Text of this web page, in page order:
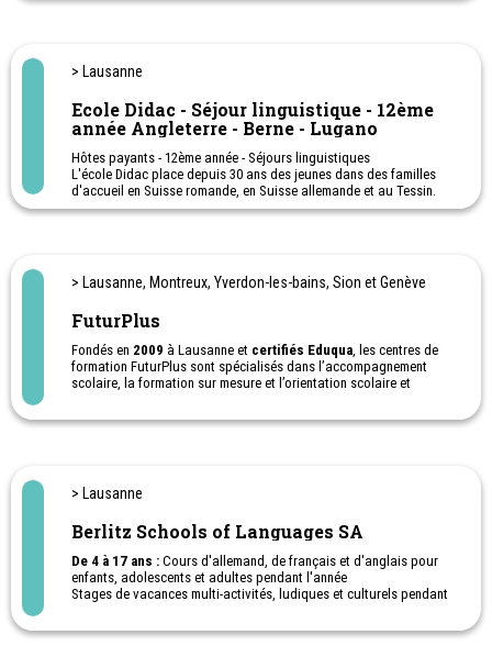
> Lausanne
Ecole Didac - Séjour linguistique - 12ème
année Angleterre - Berne - Lugano
Hôtes payants - 12ème année - Séjours linguistiques
L'école Didac place depuis 30 ans des jeunes dans des familles
d'accueil en Suisse romande, en Suisse allemande et au Tessin.
Cours d’été à Lausanne ou en Angleterre pour des jeunes de 13-17
> Lausanne, Montreux, Yverdon-les-bains, Sion et Genève
FuturPlus
Fondés en 2009 à Lausanne et certifiés Eduqua , les centres de
formation FuturPlus sont spécialisés dans l’accompagnement
scolaire, la formation sur mesure et l’orientation scolaire et
propose du soutien scolaire toutes matières et niveaux, une école
d’orientation scolaire et professionnel. Sa philosophie repose sur
fonctionnement, du parcours et des objectifs de chaque
apprenant, afin de redonner confiance, motivation et sens à
l’apprentissage.
Nos 4 adresses:
> Lausanne
Berlitz Schools of Languages SA
De 4 à 17 ans : Cours d'allemand, de français et d'anglais pour
enfants, adolescents et adultes pendant l'année
Stages de vacances multi-activités, ludiques et culturels pendant